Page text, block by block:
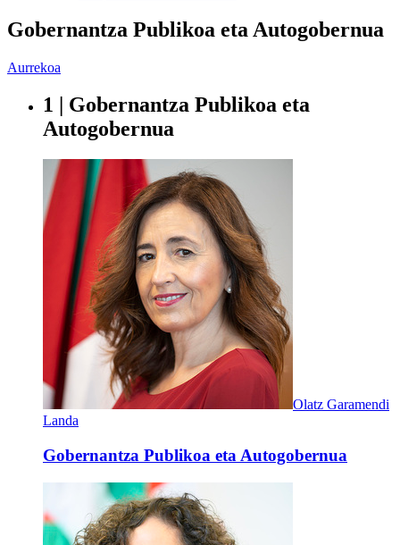
Gobernantza Publikoa eta Autogobernua
Aurrekoa
1 | Gobernantza Publikoa eta
Autogobernua
Olatz Garamendi
Landa
Gobernantza Publikoa eta Autogobernua